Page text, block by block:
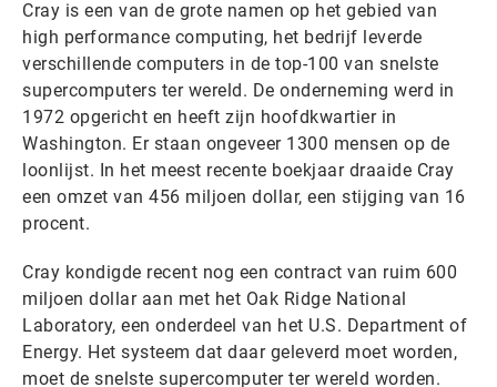
Cray is een van de grote namen op het gebied van
high performance computing, het bedrijf leverde
verschillende computers in de top-100 van snelste
supercomputers ter wereld. De onderneming werd in
1972 opgericht en heeft zijn hoofdkwartier in
Washington. Er staan ongeveer 1300 mensen op de
loonlijst. In het meest recente boekjaar draaide Cray
een omzet van 456 miljoen dollar, een stijging van 16
procent.
Cray kondigde recent nog een contract van ruim 600
miljoen dollar aan met het Oak Ridge National
Laboratory, een onderdeel van het U.S. Department of
Energy. Het systeem dat daar geleverd moet worden,
moet de snelste supercomputer ter wereld worden.